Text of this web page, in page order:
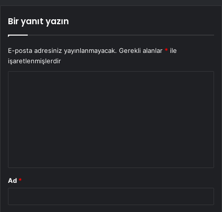
Bir yanıt yazın
E-posta adresiniz yayınlanmayacak. Gerekli alanlar * ile
işaretlenmişlerdir
Ad *